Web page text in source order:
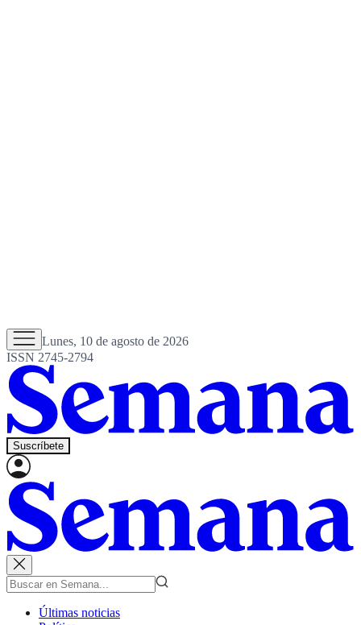
Lunes, 10 de agosto de 2026
ISSN 2745-2794
Suscríbete
Últimas noticias